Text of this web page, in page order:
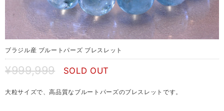
ブラジル産 ブルートパーズ ブレスレット
¥999,999 SOLD OUT
大粒サイズで、高品質なブルートパーズのブレスレットです。